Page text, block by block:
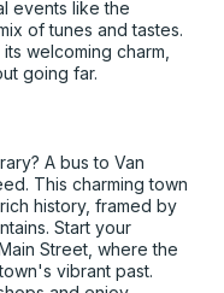
events like the
of tunes and tastes.
welcoming charm,
going far.
A bus to Van
This charming town
history, framed by
Start your
Street, where the
vibrant past.